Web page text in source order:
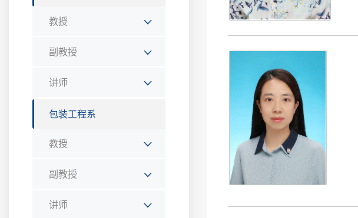
教授
副教授
讲师
包装工程系
教授
副教授
讲师